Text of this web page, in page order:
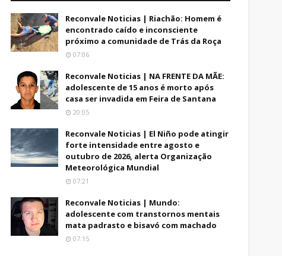
Reconvale Noticias | Riachão: Homem é
encontrado caído e inconsciente
próximo a comunidade de Trás da Roça
07:06
Reconvale Noticias | NA FRENTE DA MÃE:
adolescente de 15 anos é morto após
casa ser invadida em Feira de Santana
20:05
Reconvale Noticias | El Niño pode atingir
forte intensidade entre agosto e
outubro de 2026, alerta Organização
Meteorológica Mundial
07:21
Reconvale Noticias | Mundo:
adolescente com transtornos mentais
mata padrasto e bisavó com machado
07:15